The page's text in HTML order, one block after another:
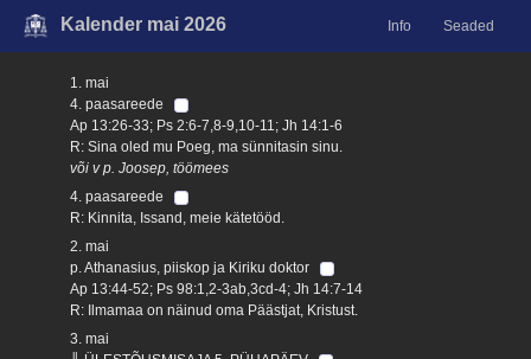
Kalender mai 2026 Info Seaded
1. mai
4. paasareede
Ap 13:26-33; Ps 2:6-7,8-9,10-11; Jh 14:1-6
R: Sina oled mu Poeg, ma sünnitasin sinu.
või v p. Joosep, töömees
4. paasareede
R: Kinnita, Issand, meie kätetööd.
2. mai
p. Athanasius, piiskop ja Kiriku doktor
Ap 13:44-52; Ps 98:1,2-3ab,3cd-4; Jh 14:7-14
R: Ilmamaa on näinud oma Päästjat, Kristust.
3. mai